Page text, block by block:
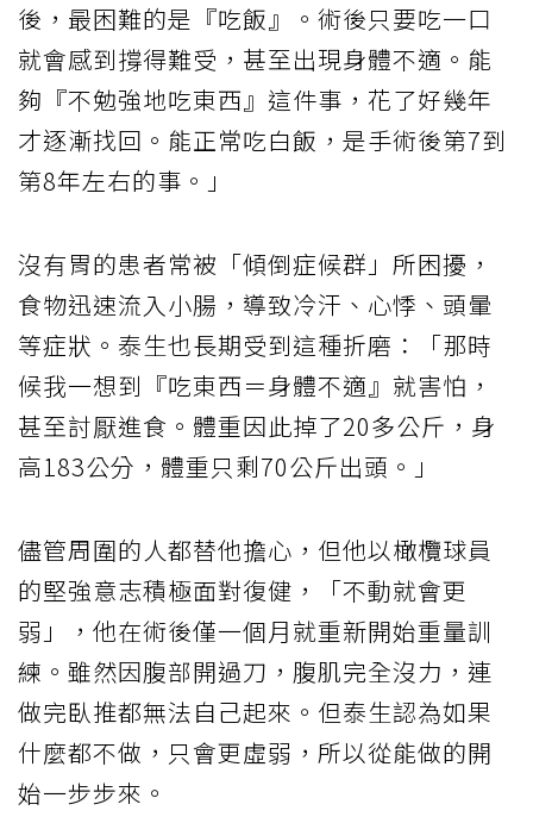
後，最困難的是『吃飯』。術後只要吃一口
就會感到撐得難受，甚至出現身體不適。能
夠『不勉強地吃東西』這件事，花了好幾年
才逐漸找回。能正常吃白飯，是手術後第7到
第8年左右的事。」
沒有胃的患者常被「傾倒症候群」所困擾，
食物迅速流入小腸，導致冷汗、心悸、頭暈
等症狀。泰生也長期受到這種折磨：「那時
候我一想到『吃東西＝身體不適』就害怕，
甚至討厭進食。體重因此掉了20多公斤，身
高183公分，體重只剩70公斤出頭。」
儘管周圍的人都替他擔心，但他以橄欖球員
的堅強意志積極面對復健，「不動就會更
弱」，他在術後僅一個月就重新開始重量訓
練。雖然因腹部開過刀，腹肌完全沒力，連
做完臥推都無法自己起來。但泰生認為如果
什麼都不做，只會更虛弱，所以從能做的開
始一步步來。